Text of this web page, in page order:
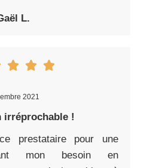
L.
2021
irréprochable !
prestataire pour une
mon besoin en